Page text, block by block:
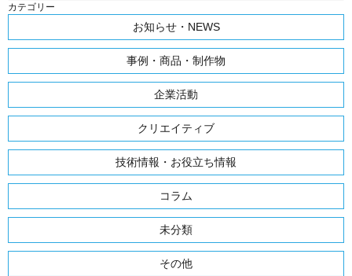
カテゴリー
お知らせ・NEWS
事例・商品・制作物
企業活動
クリエイティブ
技術情報・お役立ち情報
コラム
未分類
その他